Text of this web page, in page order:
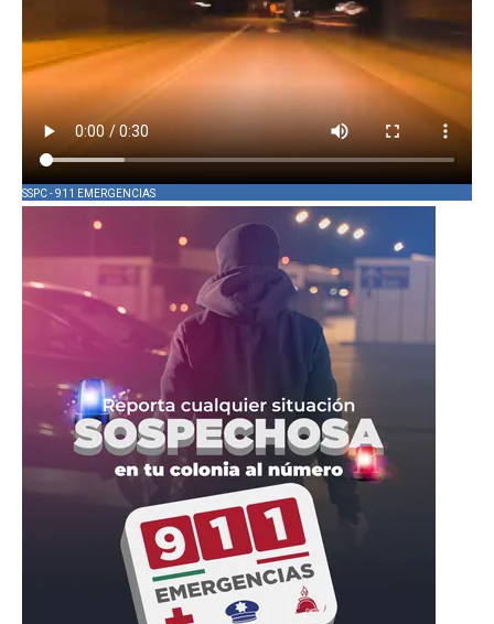
SSPC - 911 EMERGENCIAS